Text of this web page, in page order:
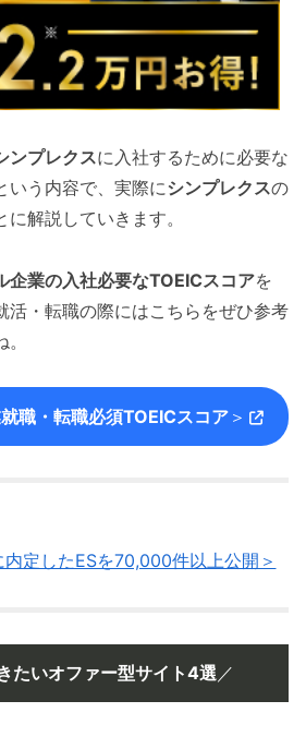
ンプレクスに入社するために必要な
いう内容で、実際にシンプレクスの
解説していきます。
企業の入社必要なTOEICスコアを
活・転職の際にはこちらをぜひ参考
就職・転職必須TOEICスコア＞
内定したESを70,000件以上公開＞
たいオファー型サイト4選／